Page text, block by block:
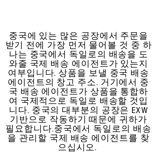
중국에 있는 많은 공장에서 주문을
받기 전에 가장 먼저 물어볼 것 중 하
나는 중국에서 독일로의 배송을 도
와줄 국제 배송 에이전트가 있는지
여부입니다. 상품을 보낼 중국 배송
에이전트의 창고 주소. 거기에서 중
국 배송 에이전트가 상품을 통합하
여 국제적으로 독일로 배송할 것입
니다. 중국의 대부분의 공장은 EXW
기반으로 작동하기 때문에 귀하가
필요합니다.중국에서 독일로의 배송
을 관리할 국제 배송 에이전트를 찾
으십시오.